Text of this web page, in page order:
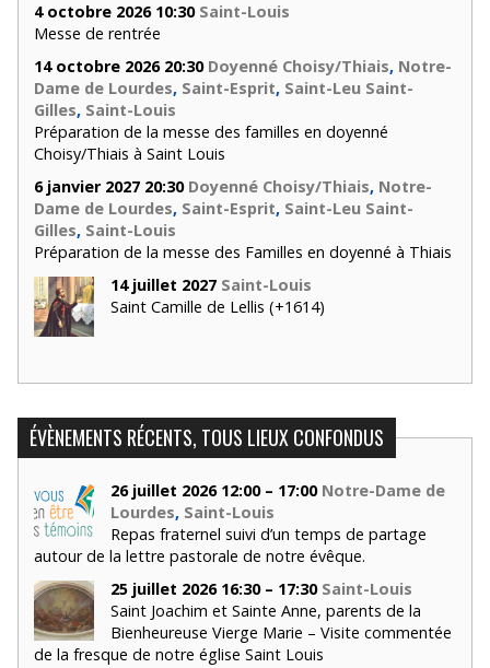
4 octobre 2026 10:30 Saint-Louis
Messe de rentrée
14 octobre 2026 20:30 Doyenné Choisy/Thiais, Notre-
Dame de Lourdes, Saint-Esprit, Saint-Leu Saint-
Gilles, Saint-Louis
Préparation de la messe des familles en doyenné
Choisy/Thiais à Saint Louis
6 janvier 2027 20:30 Doyenné Choisy/Thiais, Notre-
Dame de Lourdes, Saint-Esprit, Saint-Leu Saint-
Gilles, Saint-Louis
Préparation de la messe des Familles en doyenné à Thiais
14 juillet 2027 Saint-Louis
Saint Camille de Lellis (+1614)
ÉVÈNEMENTS RÉCENTS, TOUS LIEUX CONFONDUS
26 juillet 2026 12:00 – 17:00 Notre-Dame de
Lourdes, Saint-Louis
Repas fraternel suivi d’un temps de partage
autour de la lettre pastorale de notre évêque.
25 juillet 2026 16:30 – 17:30 Saint-Louis
Saint Joachim et Sainte Anne, parents de la
Bienheureuse Vierge Marie – Visite commentée
de la fresque de notre église Saint Louis